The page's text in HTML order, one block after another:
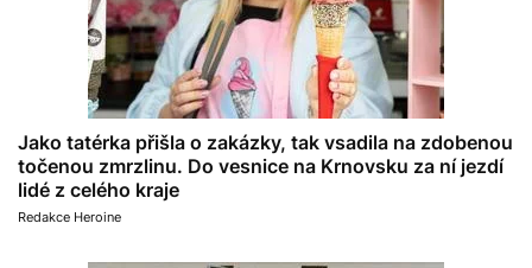
Jako tatérka přišla o zakázky, tak vsadila na zdobenou
točenou zmrzlinu. Do vesnice na Krnovsku za ní jezdí
lidé z celého kraje
Redakce Heroine